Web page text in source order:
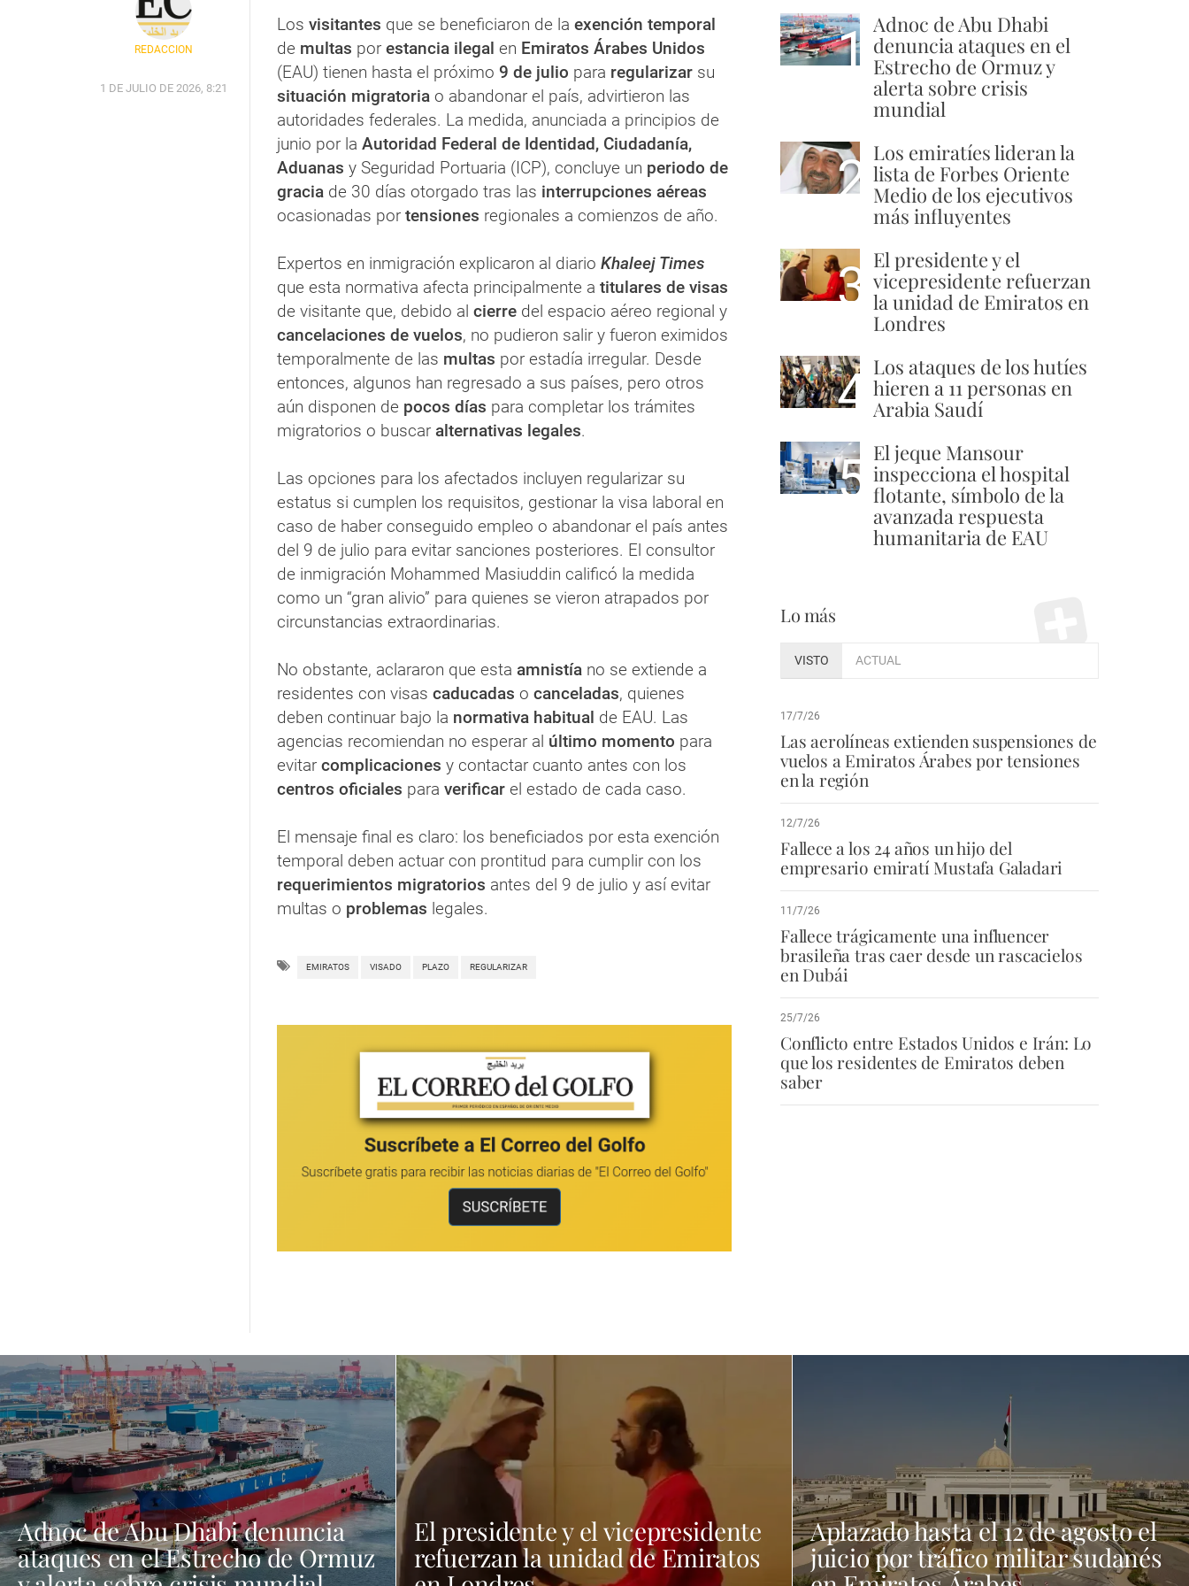
REDACCIÓN
1 DE JULIO DE 2026, 8:21
Los visitantes que se beneficiaron de la exención temporal
de multas por estancia ilegal en Emiratos Árabes Unidos
(EAU) tienen hasta el próximo 9 de julio para regularizar su
situación migratoria o abandonar el país, advirtieron las
autoridades federales. La medida, anunciada a principios de
junio por la Autoridad Federal de Identidad, Ciudadanía,
Aduanas y Seguridad Portuaria (ICP), concluye un periodo de
gracia de 30 días otorgado tras las interrupciones aéreas
ocasionadas por tensiones regionales a comienzos de año.
Expertos en inmigración explicaron al diario Khaleej Times
que esta normativa afecta principalmente a titulares de visas
de visitante que, debido al cierre del espacio aéreo regional y
cancelaciones de vuelos, no pudieron salir y fueron eximidos
temporalmente de las multas por estadía irregular. Desde
entonces, algunos han regresado a sus países, pero otros
aún disponen de pocos días para completar los trámites
migratorios o buscar alternativas legales.
Las opciones para los afectados incluyen regularizar su
estatus si cumplen los requisitos, gestionar la visa laboral en
caso de haber conseguido empleo o abandonar el país antes
del 9 de julio para evitar sanciones posteriores. El consultor
de inmigración Mohammed Masiuddin calificó la medida
como un “gran alivio” para quienes se vieron atrapados por
circunstancias extraordinarias.
No obstante, aclararon que esta amnistía no se extiende a
residentes con visas caducadas o canceladas, quienes
deben continuar bajo la normativa habitual de EAU. Las
agencias recomiendan no esperar al último momento para
evitar complicaciones y contactar cuanto antes con los
centros oficiales para verificar el estado de cada caso.
El mensaje final es claro: los beneficiados por esta exención
temporal deben actuar con prontitud para cumplir con los
requerimientos migratorios antes del 9 de julio y así evitar
multas o problemas legales.
EMIRATOS VISADO PLAZO REGULARIZAR
1 Adnoc de Abu Dhabi
denuncia ataques en el
Estrecho de Ormuz y
alerta sobre crisis
mundial
2 Los emiratíes lideran la
lista de Forbes Oriente
Medio de los ejecutivos
más influyentes
3 El presidente y el
vicepresidente refuerzan
la unidad de Emiratos en
Londres
4 Los ataques de los hutíes
hieren a 11 personas en
Arabia Saudí
5 El jeque Mansour
inspecciona el hospital
flotante, símbolo de la
avanzada respuesta
humanitaria de EAU
Lo más
VISTO ACTUAL
17/7/26
Las aerolíneas extienden suspensiones de
vuelos a Emiratos Árabes por tensiones
en la región
12/7/26
Fallece a los 24 años un hijo del
empresario emiratí Mustafa Galadari
11/7/26
Fallece trágicamente una influencer
brasileña tras caer desde un rascacielos
en Dubái
25/7/26
Conflicto entre Estados Unidos e Irán: Lo
que los residentes de Emiratos deben
saber
Adnoc de Abu Dhabi denuncia
ataques en el Estrecho de Ormuz
El presidente y el vicepresidente
refuerzan la unidad de Emiratos
Aplazado hasta el 12 de agosto el
juicio por tráfico militar sudanés